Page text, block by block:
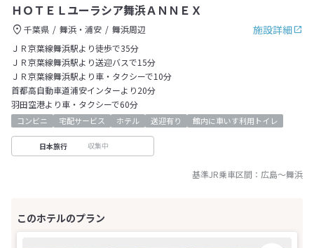
ＨＯＴＥＬユーラシア舞浜ＡＮＮＥＸ
施設詳細
千葉県 舞浜・浦安
舞浜周辺
ＪＲ京葉線舞浜駅より徒歩で35分
ＪＲ京葉線舞浜駅より送迎バスで15分
ＪＲ京葉線舞浜駅より車・タクシーで10分
首都高自動車道浦安インターより20分
羽田空港より車・タクシーで60分
コンビニ 宅配サービス ホテル 送迎有り 館内に車いす利用トイレ
日本旅行 収集中
基準JR乗車区間： 広島～舞浜